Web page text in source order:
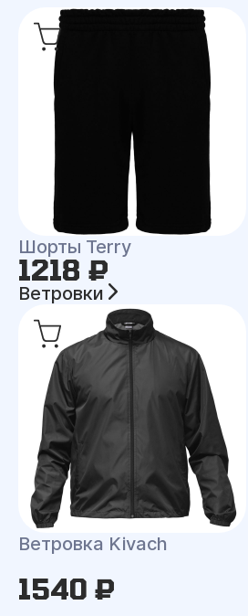
Шорты Terry
1218 ₽
Ветровки
Ветровка Kivach
1540 ₽